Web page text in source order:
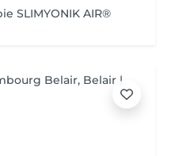
SLIMYONIK AIR®